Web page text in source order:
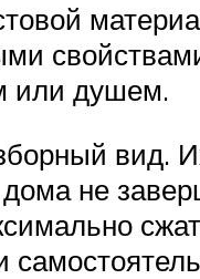
или душем.
вид.
не